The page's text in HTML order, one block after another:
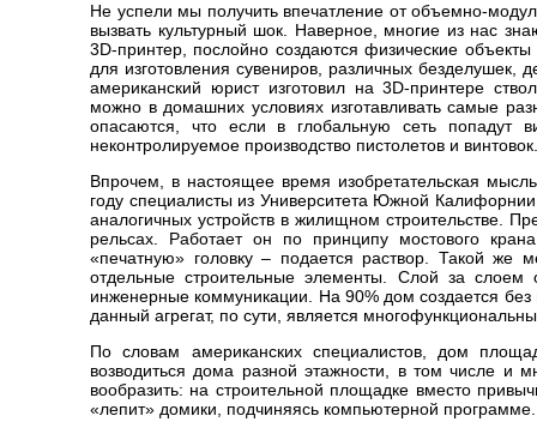
Не успели мы получить впечатление от объемно-
вызвать культурный шок. Наверное, многие из нас
3D-принтер, послойно создаются физические
для изготовления сувениров, различных безделушек,
американский юрист изготовил на 3D-принтере
можно в домашних условиях изготавливать самые
опасаются, что если в глобальную сеть попадут
неконтролируемое производство пистолетов и винтовок.
Впрочем, в настоящее время изобретательская
году специалисты из Университета Южной
аналогичных устройств в жилищном строительстве.
рельсах. Работает он по принципу мостового
«печатную» головку – подается раствор. Такой же
отдельные строительные элементы. Слой за слоем
инженерные коммуникации. На 90% дом создается
данный агрегат, по сути, является
По словам американских специалистов, дом
возводиться дома разной этажности, в том числе и
вообразить: на строительной площадке вместо
«лепит» домики, подчиняясь компьютерной программе.